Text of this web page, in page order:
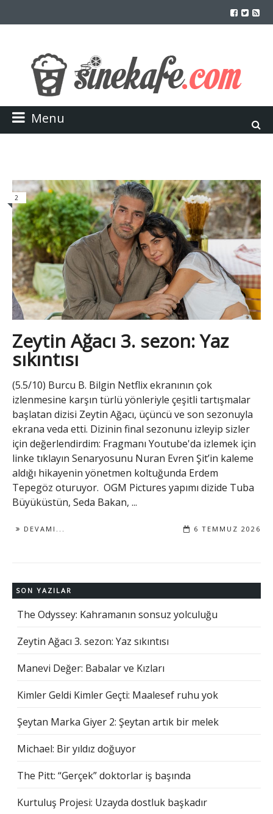
Menu
2
Zeytin Ağacı 3. sezon: Yaz
sıkıntısı
(5.5/10) Burcu B. Bilgin Netflix ekranının çok
izlenmesine karşın türlü yönleriyle çeşitli tartışmalar
başlatan dizisi Zeytin Ağacı, üçüncü ve son sezonuyla
ekrana veda etti. Dizinin final sezonunu izleyip sizler
için değerlendirdim: Fragmanı Youtube'da izlemek için
linke tıklayın Senaryosunu Nuran Evren Şit’in kaleme
aldığı hikayenin yönetmen koltuğunda Erdem
Tepegöz oturuyor. OGM Pictures yapımı dizide Tuba
Büyüküstün, Seda Bakan, ...
DEVAMI... 6 TEMMUZ 2026
SON YAZILAR
The Odyssey: Kahramanın sonsuz yolculuğu
Zeytin Ağacı 3. sezon: Yaz sıkıntısı
Manevi Değer: Babalar ve Kızları
Kimler Geldi Kimler Geçti: Maalesef ruhu yok
Şeytan Marka Giyer 2: Şeytan artık bir melek
Michael: Bir yıldız doğuyor
The Pitt: “Gerçek” doktorlar iş başında
Kurtuluş Projesi: Uzayda dostluk başkadır